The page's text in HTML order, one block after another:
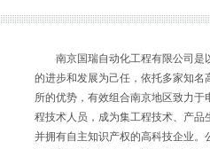
南京国瑞自动化工程有限公司是
的进步和发展为己任，依托多家知名
所的优势，有效组合南京地区致力于
程技术人员，成为集工程技术、产品
并拥有自主知识产权的高科技企业。